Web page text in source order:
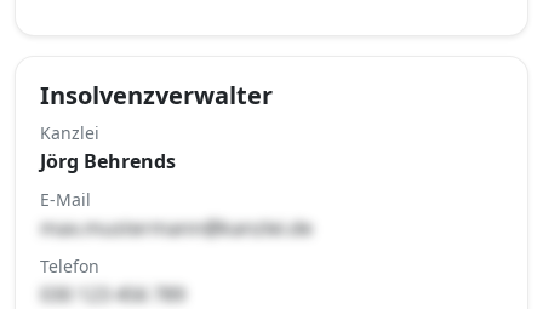
Insolvenzverwalter
Kanzlei
Jörg Behrends
E-Mail
max.mustermann@kanzlei.de
Telefon
030 123 456 789